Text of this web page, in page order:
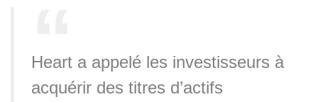
Heart a appelé les investisseurs à
acquérir des titres d’actifs